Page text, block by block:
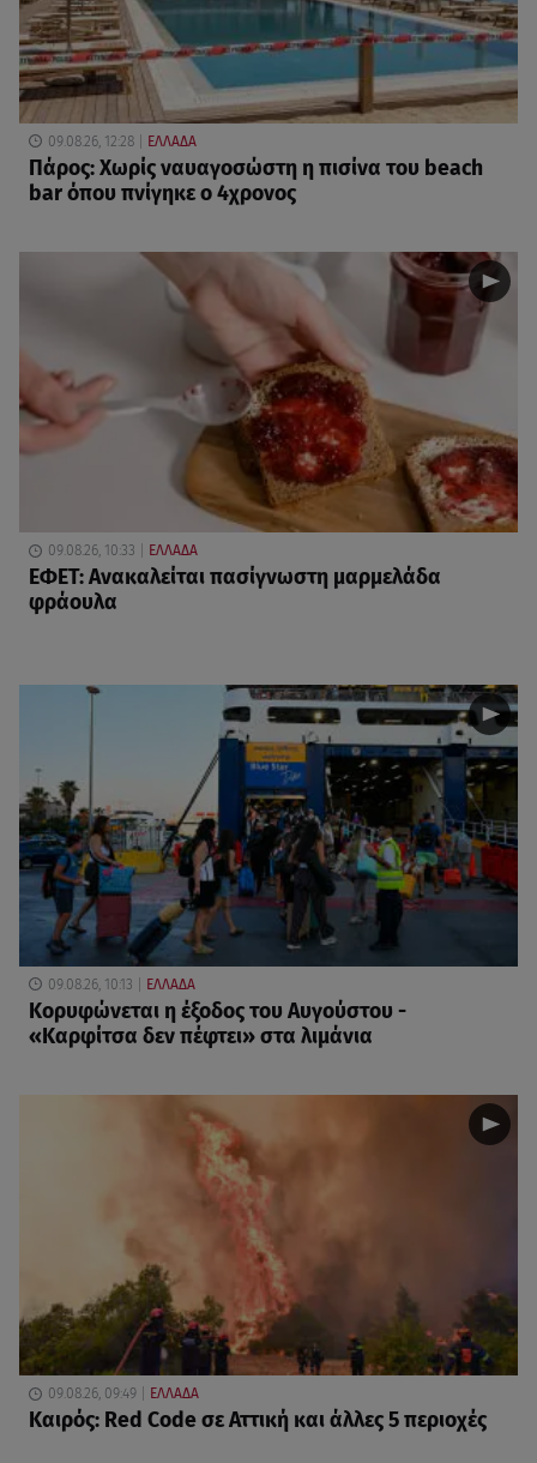
09.08.26, 12:28 ΕΛΛΑΔΑ
Πάρος: Χωρίς ναυαγοσώστη η πισίνα του beach
bar όπου πνίγηκε ο 4χρονος
09.08.26, 10:33 ΕΛΛΑΔΑ
ΕΦΕΤ: Ανακαλείται πασίγνωστη μαρμελάδα
φράουλα
09.08.26, 10:13 ΕΛΛΑΔΑ
Κορυφώνεται η έξοδος του Αυγούστου -
«Καρφίτσα δεν πέφτει» στα λιμάνια
09.08.26, 09:49 ΕΛΛΑΔΑ
Καιρός: Red Code σε Αττική και άλλες 5 περιοχές